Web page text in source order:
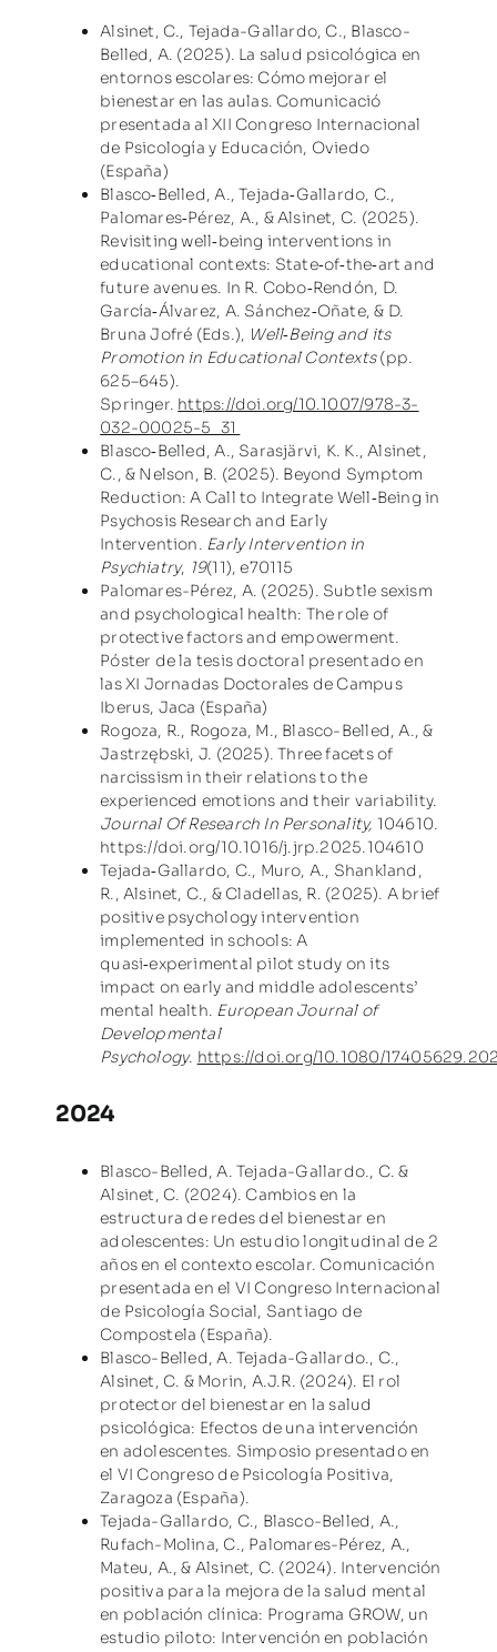
Alsinet, C., Tejada-Gallardo, C., Blasco-
Belled, A. (2025). La salud psicológica en
entornos escolares: Cómo mejorar el
bienestar en las aulas. Comunicació
presentada al XII Congreso Internacional
de Psicología y Educación, Oviedo
(España)
Blasco‑Belled, A., Tejada‑Gallardo, C.,
Palomares‑Pérez, A., & Alsinet, C. (2025).
Revisiting well‑being interventions in
educational contexts: State‑of‑the‑art and
future avenues. In R. Cobo‑Rendón, D.
García‑Álvarez, A. Sánchez‑Oñate, & D.
Bruna Jofré (Eds.), Well‑Being and its
Promotion in Educational Contexts(pp.
625–645).
Springer. https://doi.org/10.1007/978-3-
032-00025-5_31
Blasco‐Belled, A., Sarasjärvi, K. K., Alsinet,
C., & Nelson, B. (2025). Beyond Symptom
Reduction: A Call to Integrate Well‐Being in
Psychosis Research and Early
Intervention. Early Intervention in
Psychiatry, 19(11), e70115
Palomares-Pérez, A. (2025). Subtle sexism
and psychological health: The role of
protective factors and empowerment.
Póster de la tesis doctoral presentado en
las XI Jornadas Doctorales de Campus
Iberus, Jaca (España)
Rogoza, R., Rogoza, M., Blasco-Belled, A., &
Jastrzębski, J. (2025). Three facets of
narcissism in their relations to the
experienced emotions and their variability.
Journal Of Research In Personality, 104610.
https://doi.org/10.1016/j.jrp.2025.104610
Tejada‑Gallardo, C., Muro, A., Shankland,
R., Alsinet, C., & Cladellas, R. (2025). A brief
positive psychology intervention
implemented in schools: A
quasi‑experimental pilot study on its
impact on early and middle adolescents’
mental health. European Journal of
Developmental
Psychology. https://doi.org/10.1080/
2024
Blasco-Belled, A. Tejada-Gallardo., C. &
Alsinet, C. (2024). Cambios en la
estructura de redes del bienestar en
adolescentes: Un estudio longitudinal de 2
años en el contexto escolar. Comunicación
presentada en el VI Congreso Internacional
de Psicología Social, Santiago de
Compostela (España).
Blasco-Belled, A. Tejada-Gallardo., C.,
Alsinet, C. & Morin, A.J.R. (2024). El rol
protector del bienestar en la salud
psicológica: Efectos de una intervención
en adolescentes. Simposio presentado en
el VI Congreso de Psicología Positiva,
Zaragoza (España).
Tejada-Gallardo, C., Blasco-Belled, A.,
Rufach-Molina, C., Palomares-Pérez, A.,
Mateu, A., & Alsinet, C. (2024). Intervención
positiva para la mejora de la salud mental
en población clínica: Programa GROW, un
estudio piloto: Intervención en población